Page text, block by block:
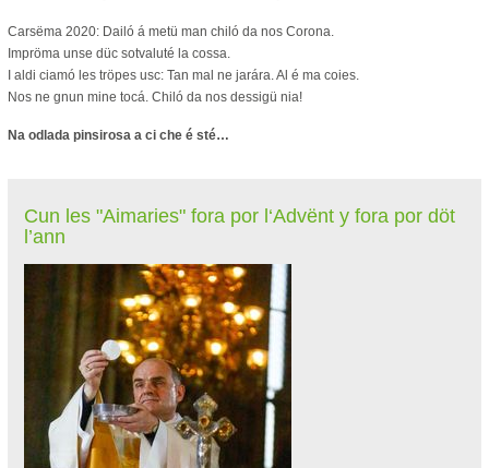
Carsëma 2020: Dailó á metü man chiló da nos Corona.
Impröma unse düc sotvaluté la cossa.
I aldi ciamó les tröpes usc: Tan mal ne jarára. Al é ma coies.
Nos ne gnun mine tocá. Chiló da nos dessigü nia!
Na odlada pinsirosa a ci che é sté…
Cun les "Aimaries" fora por l‘Advënt y fora por döt
l’ann